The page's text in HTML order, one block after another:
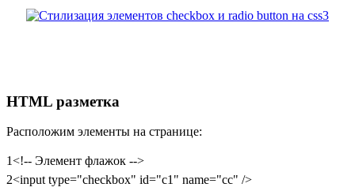
HTML разметка
Расположим элементы на странице:
1
2
<!-- Элемент флажок -->
<input type="checkbox" id="c1" name="cc" />